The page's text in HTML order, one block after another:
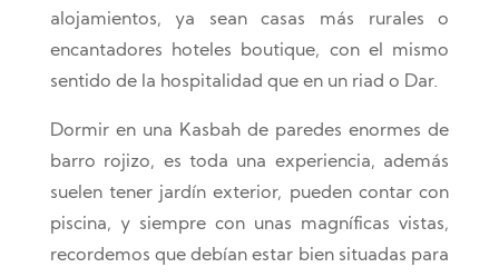
alojamientos, ya sean casas más rurales o
encantadores hoteles boutique, con el mismo
sentido de la hospitalidad que en un riad o Dar.
Dormir en una Kasbah de paredes enormes de
barro rojizo, es toda una experiencia, además
suelen tener jardín exterior, pueden contar con
piscina, y siempre con unas magníficas vistas,
recordemos que debían estar bien situadas para